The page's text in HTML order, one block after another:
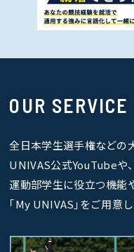
OUR SERVICE
全日本学生選手権などの
UNIVAS公式YouTubeや、
運動部学生に役立つ機能
｢My UNIVAS｣をご用意し